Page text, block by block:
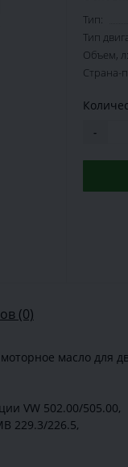
Тип:
Тип
Объем, л:
Страна-
-
(0)
масло для
VW 502.00/505.00,
229.3/226.5,